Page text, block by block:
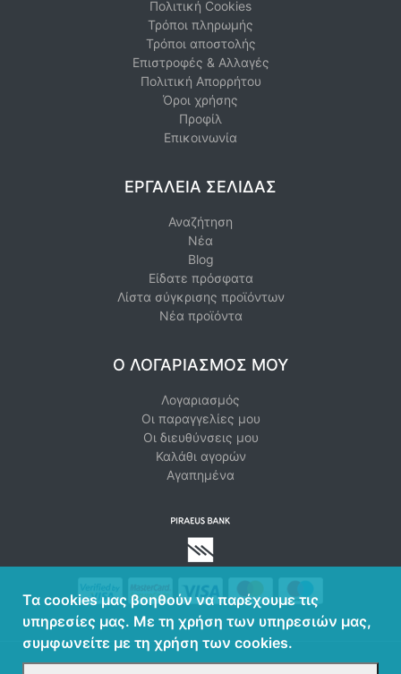
Πολιτική Cookies
Τρόποι πληρωμής
Τρόποι αποστολής
Επιστροφές & Αλλαγές
Πολιτική Απορρήτου
Όροι χρήσης
Προφίλ
Επικοινωνία
ΕΡΓΑΛΕΊΑ ΣΕΛΊΔΑΣ
Αναζήτηση
Νέα
Blog
Είδατε πρόσφατα
Λίστα σύγκρισης προϊόντων
Νέα προϊόντα
Ο ΛΟΓΑΡΙΑΣΜΌΣ ΜΟΥ
Λογαριασμός
Οι παραγγελίες μου
Οι διευθύνσεις μου
Καλάθι αγορών
Αγαπημένα
Τα cookies μας βοηθούν να παρέχουμε τις
υπηρεσίες μας. Με τη χρήση των υπηρεσιών μας,
συμφωνείτε με τη χρήση των cookies.